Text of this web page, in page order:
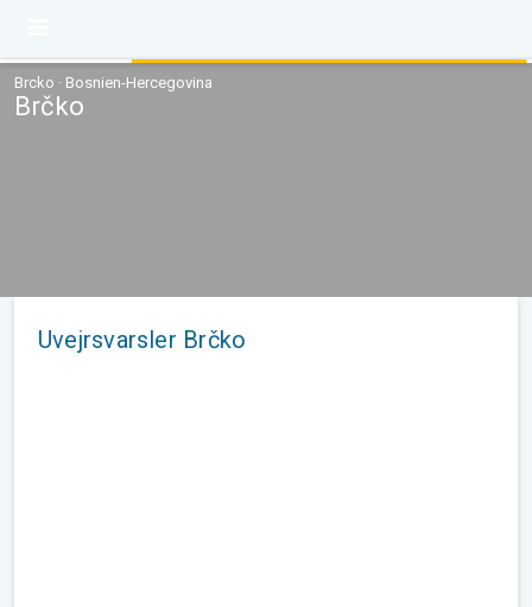
Brcko · Bosnien-Hercegovina
Brčko
Uvejrsvarsler Brčko